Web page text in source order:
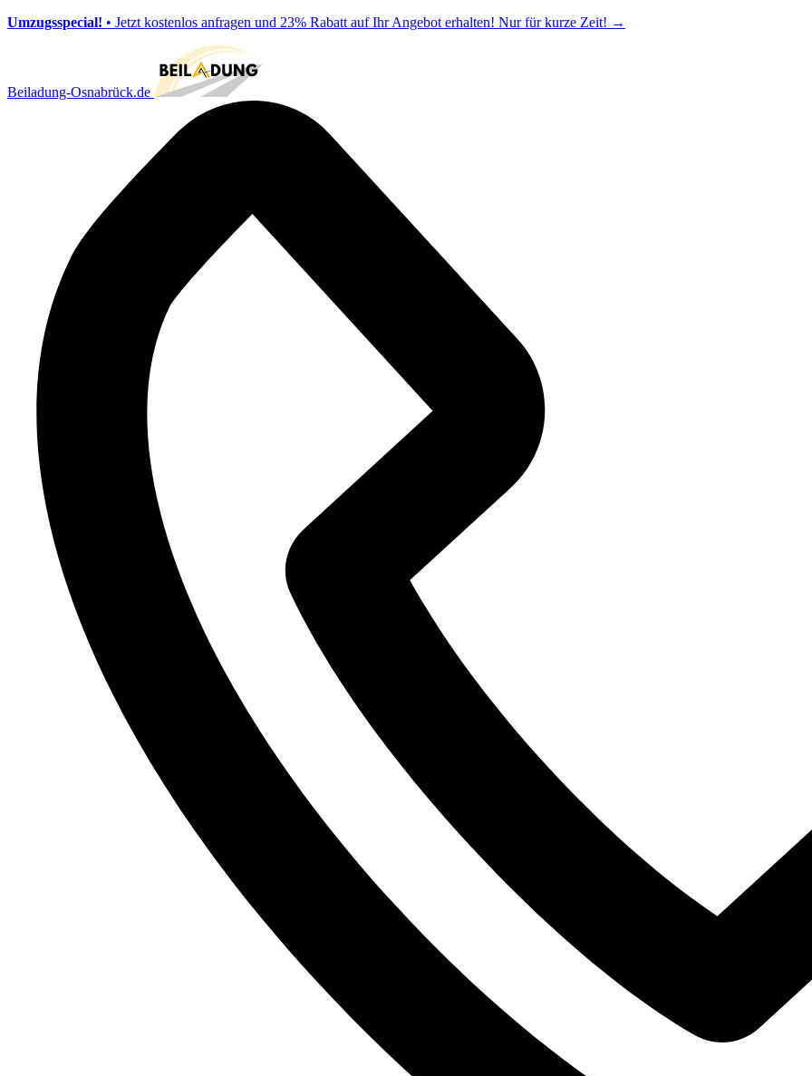
Umzugsspecial! • Jetzt kostenlos anfragen und 23% Rabatt auf Ihr Angebot erhalten! Nur für kurze Zeit! →
Beiladung-Osnabrück.de